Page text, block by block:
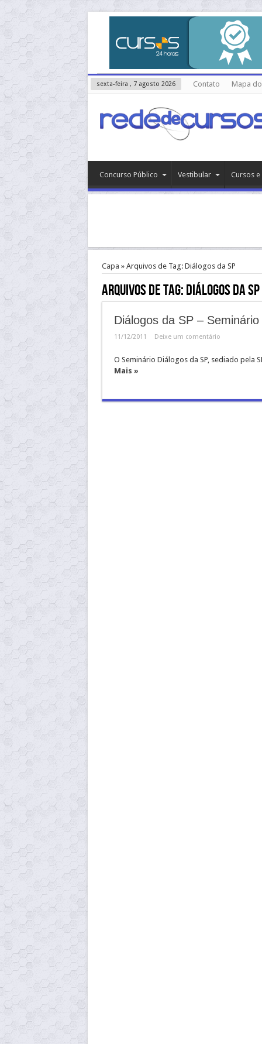
sexta-feira , 7 agosto 2026 Contato Mapa
Concurso Público Vestibular Cursos
Capa » Arquivos de Tag: Diálogos da SP
Arquivos de Tag:Diálogos da SP
Diálogos da SP –
11/12/2011 Deixe um comentário
O Seminário Diálogos da SP, sediado pela
Mais »